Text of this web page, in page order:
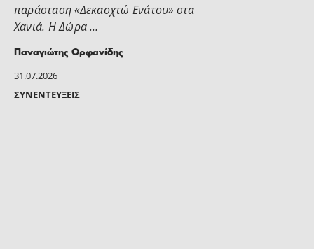
31.07.2026
ΣΥΝΕΝΤΕΎΞΕΙΣ
παράσταση «Δεκαοχτώ Ενάτου» στα
Χανιά. Η Δώρα …
Παναγιώτης Ορφανίδης